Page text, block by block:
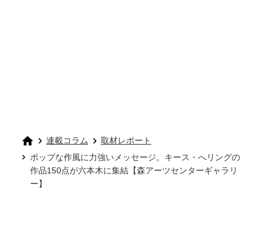
連載コラム
取材レポート
ポップな作風に力強いメッセージ。キース・へリングの
作品150点が六本木に集結【森アーツセンターギャラリ
ー】